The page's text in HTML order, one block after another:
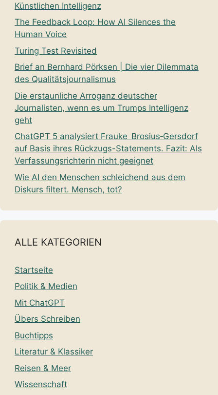
Künstlichen Intelligenz
The Feedback Loop: How AI Silences the
Human Voice
Turing Test Revisited
Brief an Bernhard Pörksen | Die vier Dilemmata
des Qualitätsjournalismus
Die erstaunliche Arroganz deutscher
Journalisten, wenn es um Trumps Intelligenz
geht
ChatGPT 5 analysiert Frauke Brosius‑Gersdorf
auf Basis ihres Rückzugs-Statements. Fazit: Als
Verfassungsrichterin nicht geeignet
Wie AI den Menschen schleichend aus dem
Diskurs filtert. Mensch, tot?
ALLE KATEGORIEN
Startseite
Politik & Medien
Mit ChatGPT
Übers Schreiben
Buchtipps
Literatur & Klassiker
Reisen & Meer
Wissenschaft